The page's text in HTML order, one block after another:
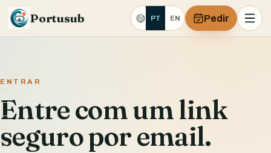
Portusub PT EN Pedir
ENTRAR
Entre com um link
seguro por email.